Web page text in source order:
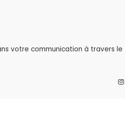
votre communication à travers le